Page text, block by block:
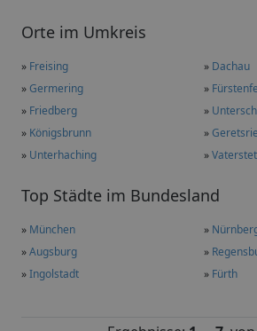
Orte im Umkreis
» Freising » Dachau
»Germering »
» Friedberg »
» Königsbrunn »
» Unterhaching »
Top Städte im Bundesland
» München »
»Augsburg »
»Ingolstadt » Fürth